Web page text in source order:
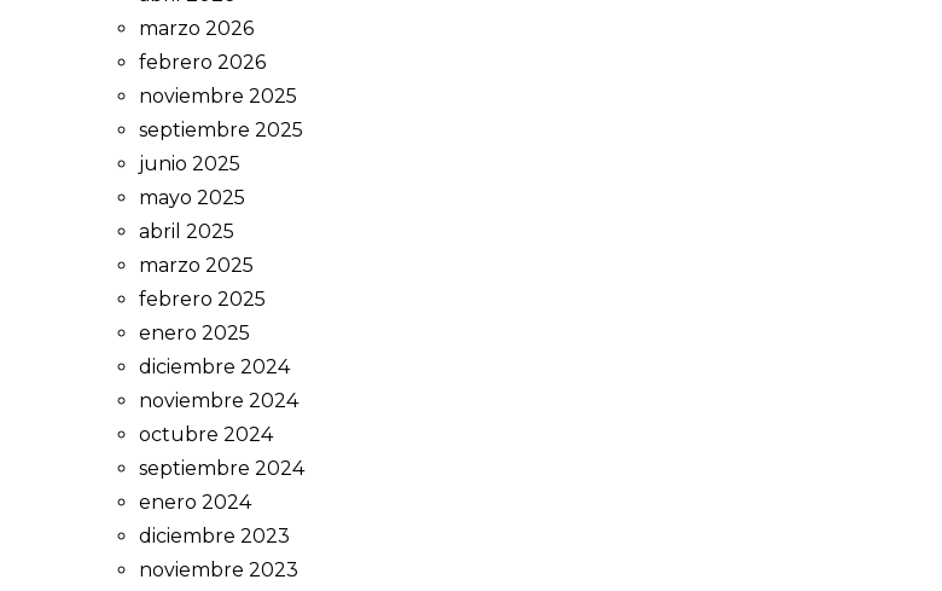
marzo 2026
febrero 2026
noviembre 2025
septiembre 2025
junio 2025
mayo 2025
abril 2025
marzo 2025
febrero 2025
enero 2025
diciembre 2024
noviembre 2024
octubre 2024
septiembre 2024
enero 2024
diciembre 2023
noviembre 2023